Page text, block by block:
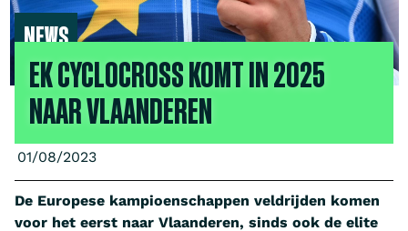
NEWS
EK CYCLOCROSS KOMT IN 2025
NAAR VLAANDEREN
01/08/2023
De Europese kampioenschappen veldrijden komen
voor het eerst naar Vlaanderen, sinds ook de elite